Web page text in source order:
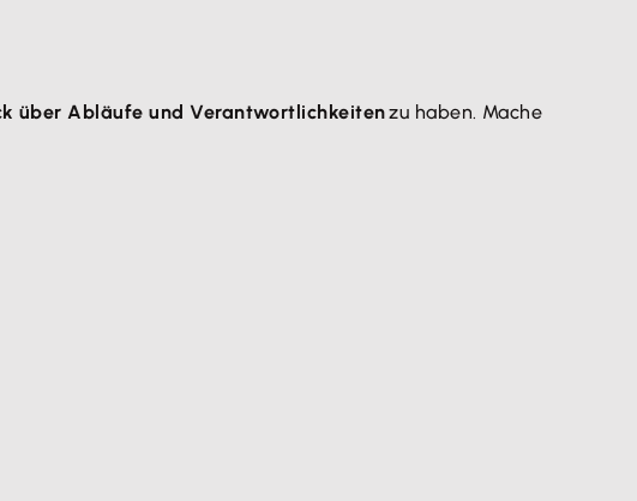
über Abläufe und Verantwortlichkeitenzu haben. Mache